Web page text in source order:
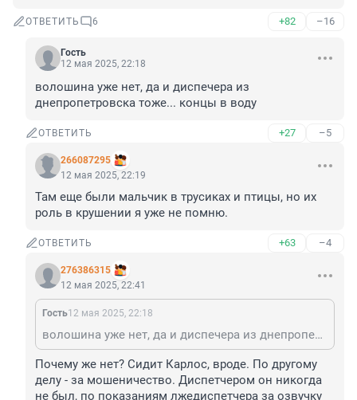
ОТВЕТИТЬ 6 +82 –16
Гость
12 мая 2025, 22:18
волошина уже нет, да и диспечера из
днепропетровска тоже... концы в воду
ОТВЕТИТЬ +27 –5
266087295
12 мая 2025, 22:19
Там еще были мальчик в трусиках и птицы, но их
роль в крушении я уже не помню.
ОТВЕТИТЬ +63 –4
276386315
12 мая 2025, 22:41
Гость12 мая 2025, 22:18
волошина уже нет, да и диспечера из днепропетровска тоже... концы в воду
Почему же нет? Сидит Карлос, вроде. По другому
делу - за мошеничество. Диспетчером он никогда
не был, по показаниям лжедиспетчера за озвучку